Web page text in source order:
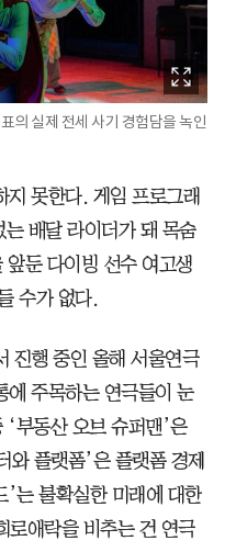
의 실제 전세 사기 경험담을 녹인
지 못한다. 게임 프로그래
배달 라이더가 돼 목숨
둔 다이빙 선수 여고생
수가 없다.
진행 중인 올해 서울연극
에 주목하는 연극들이 눈
부동산 오브 슈퍼맨’은
플랫폼’은 플랫폼 경제
는 불확실한 미래에 대한
로애락을 비추는 건 연극